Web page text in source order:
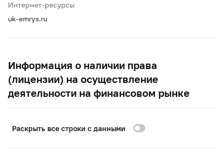
Интернет-ресурсы
uk-emrys.ru
Информация о наличии права
(лицензии) на осуществление
деятельности на финансовом рынке
Раскрыть все строки с данными